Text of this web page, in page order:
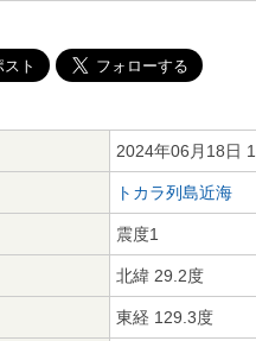
2024年06月18日
トカラ列島近海
震度1
北緯 29.2度
東経 129.3度